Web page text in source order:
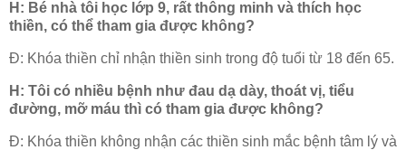
H: Bé nhà tôi học lớp 9, rất thông minh và thích học
thiền, có thể tham gia được không?
Đ: Khóa thiền chỉ nhận thiền sinh trong độ tuổi từ 18 đến 65.
H: Tôi có nhiều bệnh như đau dạ dày, thoát vị, tiểu
đường, mỡ máu thì có tham gia được không?
Đ: Khóa thiền không nhận các thiền sinh mắc bệnh tâm lý và